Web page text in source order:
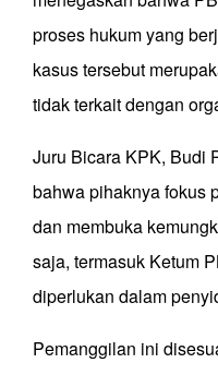
proses hukum yang
kasus tersebut
tidak terkait dengan
Juru Bicara KPK, Budi
bahwa pihaknya fokus
dan membuka
saja, termasuk Ketum
diperlukan dalam
Pemanggilan ini